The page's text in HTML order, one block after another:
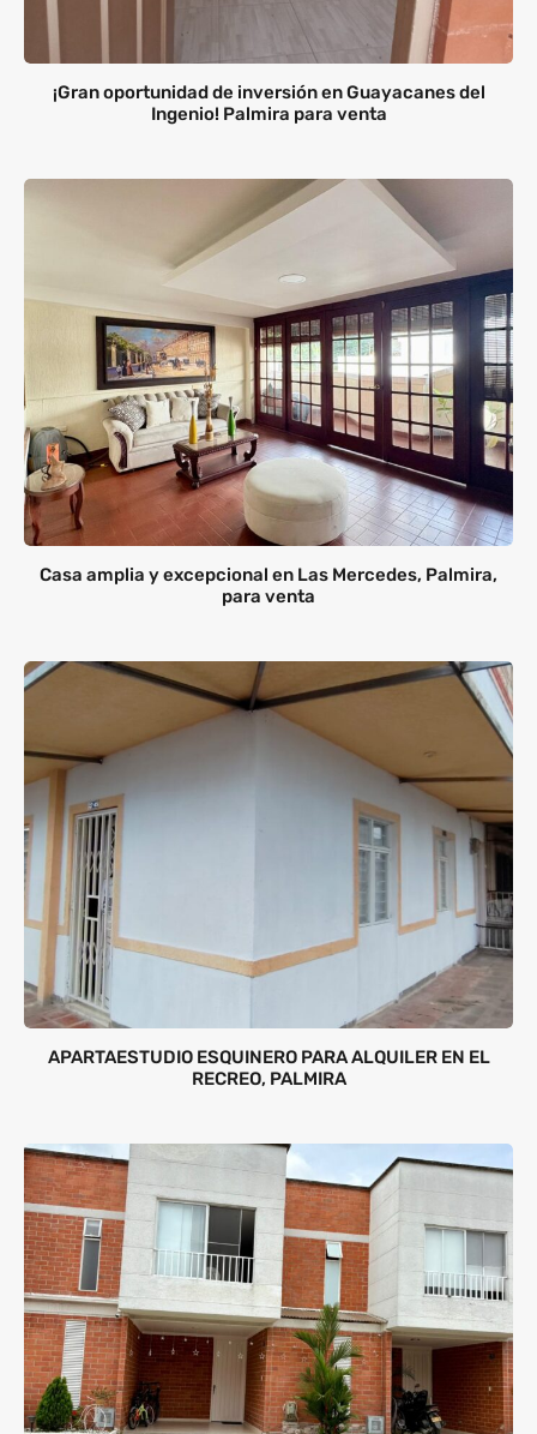
¡Gran oportunidad de inversión en Guayacanes del
Ingenio! Palmira para venta
Casa amplia y excepcional en Las Mercedes, Palmira,
para venta
APARTAESTUDIO ESQUINERO PARA ALQUILER EN EL
RECREO, PALMIRA